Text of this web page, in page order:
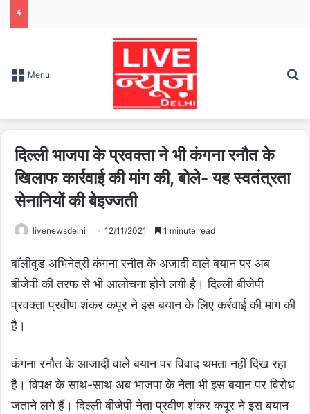
Menu
दिल्ली भाजपा के प्रवक्ता ने भी कंगना रनौत के
खिलाफ कार्रवाई की मांग की, बोले- यह स्वतंत्रता
सेनानियों की बेइज्जती
livenewsdelhi 12/11/2021 1 minute read
बॉलीवुड अभिनेत्री कंगना रनौत के अजादी वाले बयान पर अब
बीजेपी की तरफ से भी आलोचना होने लगी है। दिल्ली बीजेपी
प्रवक्ता प्रवीण शंकर कपूर ने इस बयान के लिए कर्रवाई की मांग की
है।
कंगना रनौत के आजादी वाले बयान पर विवाद थमता नहीं दिख रहा
है। विपक्ष के साथ-साथ अब भाजपा के नेता भी इस बयान पर विरोध
जताने लगे हैं। दिल्ली बीजेपी नेता प्रवीण शंकर कपूर ने इस बयान